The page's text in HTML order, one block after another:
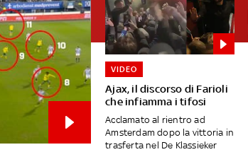
Ajax, il discorso di Farioli
che infiamma i tifosi
VIDEO
Acclamato al rientro ad
Amsterdam dopo la vittoria in
trasferta nel De Klassieker